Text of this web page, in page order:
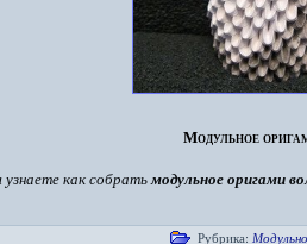
Модульное
узнаете как собратьмодульное оригами
Рубрика: